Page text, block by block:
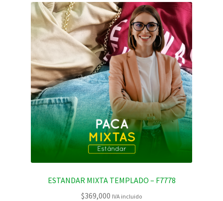
ESTANDAR MIXTA TEMPLADO – F7778
$369,000 IVA incluido